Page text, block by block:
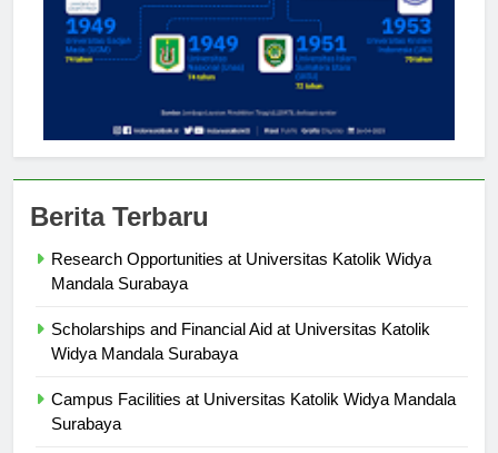
Research Opportunities at Universitas Katolik Widya
Scholarships and Financial Aid at Universitas Katolik
Campus Facilities at Universitas Katolik Widya Mandala